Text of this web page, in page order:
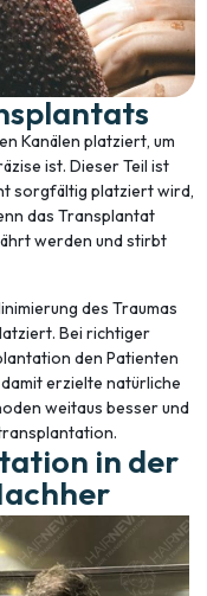
Kanälen platziert, um
ist. Dieser Teil ist
sorgfältig platziert wird,
das Transplantat
werden und stirbt
des Traumas
Bei richtiger
den Patienten
erzielte natürliche
weitaus besser und
in der